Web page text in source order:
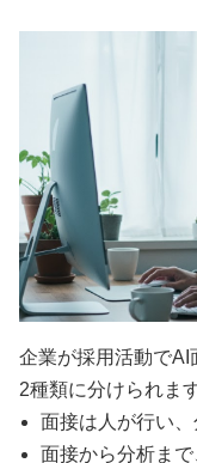
企業が採用活動で
2種類に分けられます
面接は人が行い、
面接から分析ま